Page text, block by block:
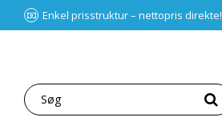
Enkel prisstruktur – nettopris direkte!